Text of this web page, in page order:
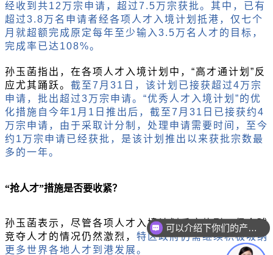
经收到共12万宗申请，超过7.5万宗获批。其中，已有
超过3.8万名申请者经各项人才入境计划抵港，仅七个
月就超额完成原定每年至少输入3.5万名人才的目标，
完成率已达108%。
孙玉菡指出，在各项人才入境计划中， “高才通计划”反
应尤其踊跃。 截至7月31日，该计划已接获超过4万宗
申请，批出超过3万宗申请。“优秀人才入境计划”的优
化措施自今年1月1日推出后，截至7月31日已接获约4
万宗申请，由于采取计分制，处理申请需要时间，至今
约1万宗申请已经获批，是该计划推出以来获批宗数最
多的一年。
“抢人才”措施是否要收紧？
孙玉菡表示，尽管各项人才入境计划反应热烈，但全球
竞夺人才的情况仍然激烈， 特区政府仍需继续积极吸纳
更多世界各地人才到港发展。
可以介绍下你们的产品么？